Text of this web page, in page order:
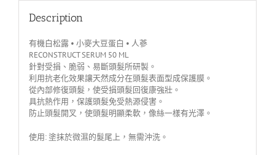
Description
有機白松露 • 小麥大豆蛋白 • 人蔘
RECONSTRUCT SERUM 50 ML
針對受損、脆弱、易斷頭髮所研製。
利用抗老化效果讓天然成分在頭髮表面型成保護膜。
從內部修復頭髮，使受損頭髮回復康強壯。
具抗熱作用，保護頭髮免受熱源侵害。
防止頭髮開叉，使頭髮明顯柔軟，像絲一樣有光澤。
使用: 塗抹於微濕的髮尾上，無需沖洗。